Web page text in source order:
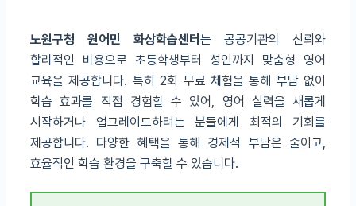
노원구청 원어민 화상학습센터 는 공공기관의 신뢰와
합리적인 비용으로 초등학생부터 성인까지 맞춤형 영어
교육을 제공합니다. 특히 2회 무료 체험을 통해 부담 없이
학습 효과를 직접 경험할 수 있어, 영어 실력을 새롭게
시작하거나 업그레이드하려는 분들에게 최적의 기회를
제공합니다. 다양한 혜택을 통해 경제적 부담은 줄이고,
효율적인 학습 환경을 구축할 수 있습니다.